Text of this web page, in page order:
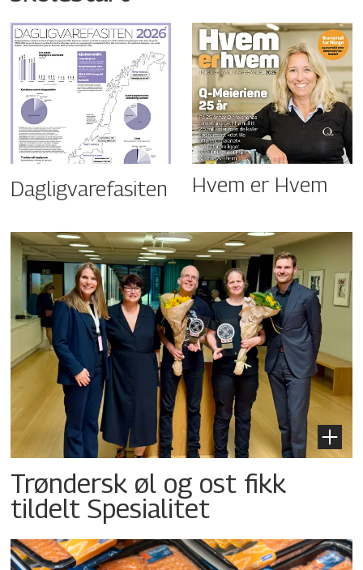
Dagligvarefasiten Hvem er Hvem
Trøndersk øl og ost fikk
tildelt Spesialitet